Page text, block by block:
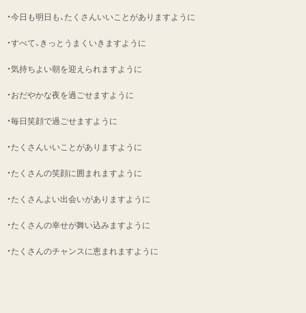
・今日も明日も、たくさんいいことがありますように
・すべて、きっとうまくいきますように
・気持ちよい朝を迎えられますように
・おだやかな夜を過ごせますように
・毎日笑顔で過ごせますように
・たくさんいいことがありますように
・たくさんの笑顔に囲まれますように
・たくさんよい出会いがありますように
・たくさんの幸せが舞い込みますように
・たくさんのチャンスに恵まれますように